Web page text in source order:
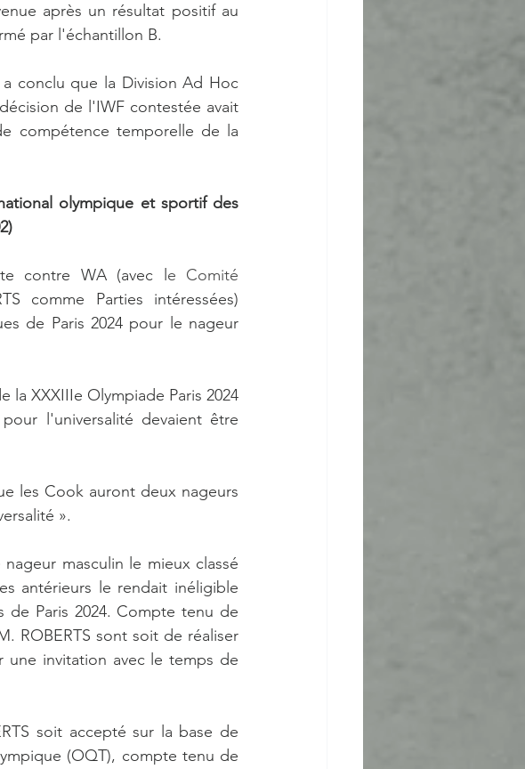
après un résultat positif au
par l'échantillon B.
conclu que la Division Ad Hoc
de l'IWF contestée avait
compétence temporelle de la
olympique et sportif des
contre WA (avec l e Comité
comme Parties intéressées)
de Paris 2024 pour le nageur
XXXIIIe Olympiade Paris 2024
l'universalité devaient être
les Cook auront deux nageurs
».
masculin le mieux classé
antérieurs le rendait inéligible
de Paris 2024. Compte tenu de
ROBERTS sont soit de réaliser
invitation avec le temps de
soit accepté sur la base de
(OQT), compte tenu de